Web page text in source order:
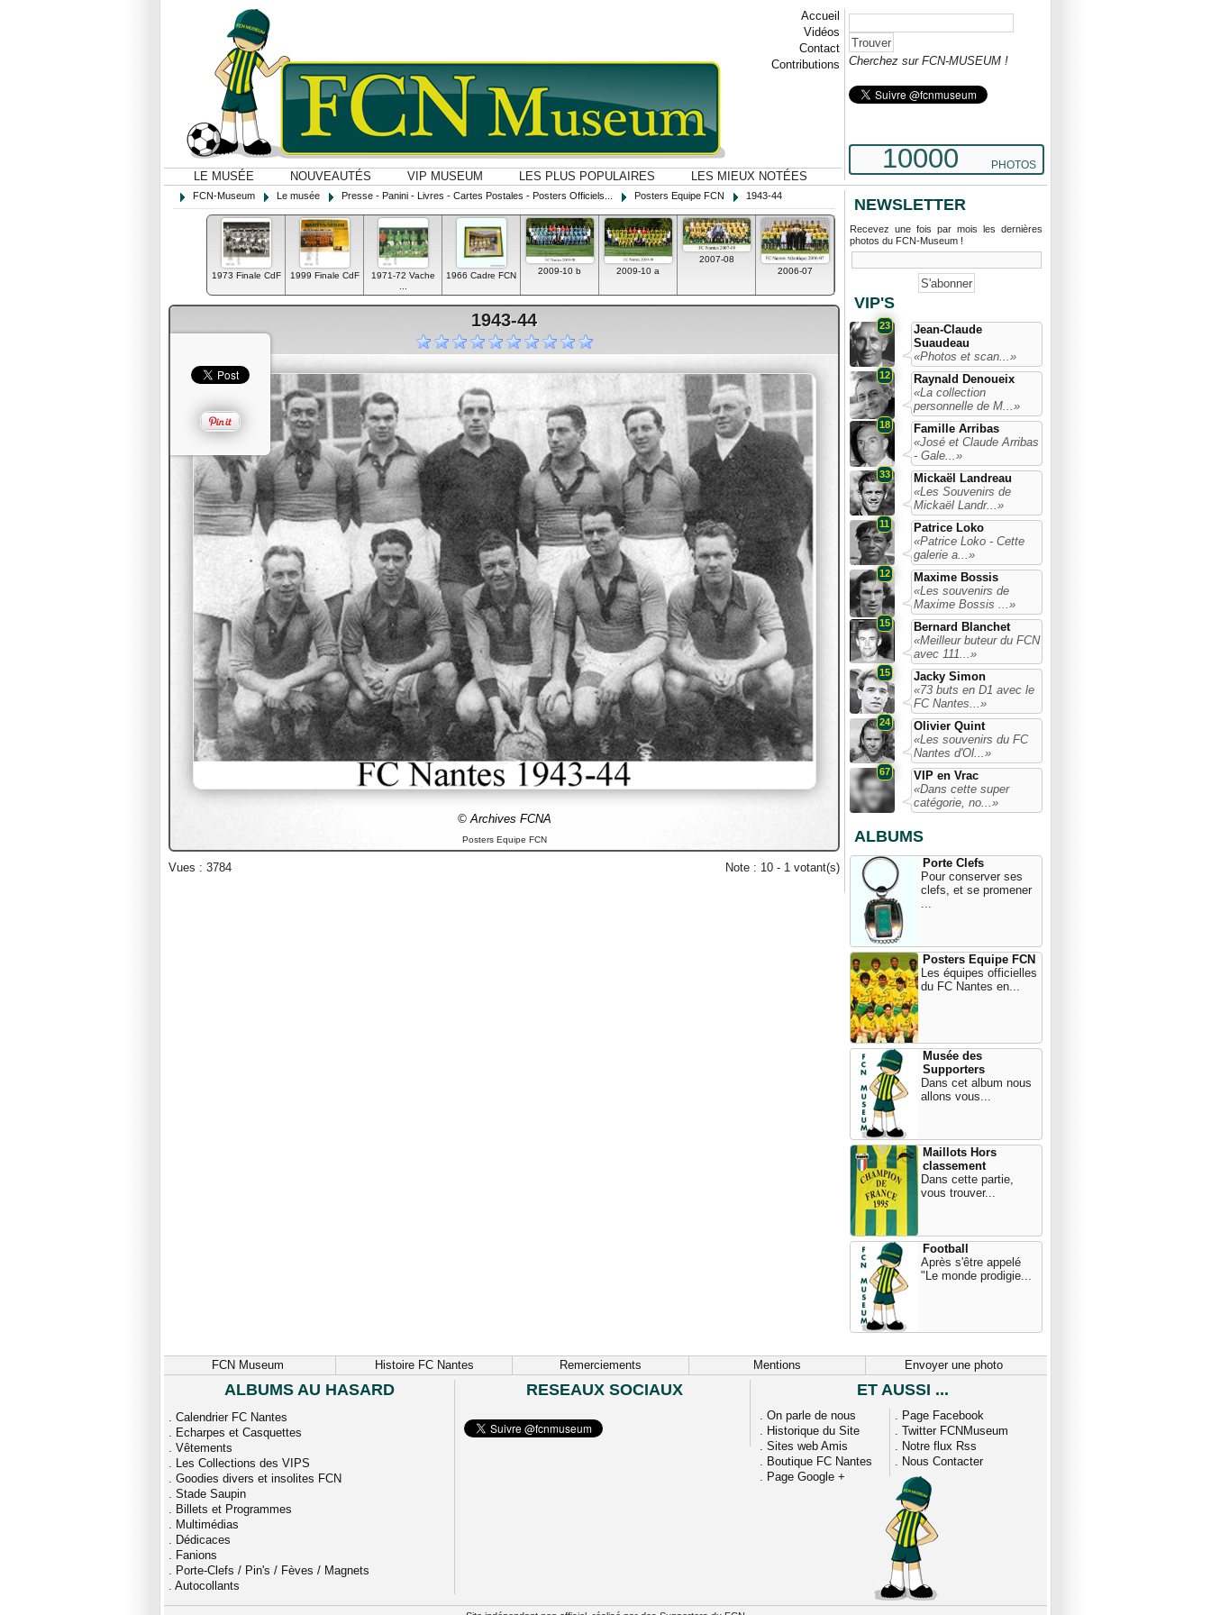
Accueil
Vidéos
Contact
Contributions
LE MUSÉE NOUVEAUTÉS VIP MUSEUM LES PLUS POPULAIRES LES MIEUX NOTÉES
Cherchez sur FCN-MUSEUM !
10000 PHOTOS
FCN-Museum Le musée Presse - Panini - Livres - Cartes Postales - Posters Officiels... Posters Equipe FCN 1943-44
1973 Finale CdF 1999 Finale CdF
1971-72 Vache
1966 Cadre FCN 2009-10 b 2009-10 a
2007-08
2006-07
1943-44
© Archives FCNA
Posters Equipe FCN
Vues : 3784 Note : 10 - 1 votant(s)
NEWSLETTER
Recevez une fois par mois les dernières
photos du FCN-Museum !
VIP'S
23
Jean-Claude
Suaudeau
«Photos et scan...»
12
Raynald Denoueix
«La collection
personnelle de M...»
18
Famille Arribas
«José et Claude Arribas
- Gale...»
33
Mickaël Landreau
«Les Souvenirs de
Mickaël Landr...»
11
Patrice Loko
«Patrice Loko - Cette
galerie a...»
12
Maxime Bossis
«Les souvenirs de
Maxime Bossis ...»
15
Bernard Blanchet
«Meilleur buteur du FCN
avec 111...»
15
Jacky Simon
«73 buts en D1 avec le
FC Nantes...»
24
Olivier Quint
«Les souvenirs du FC
Nantes d'Ol...»
67
VIP en Vrac
«Dans cette super
catégorie, no...»
ALBUMS
Porte Clefs
Pour conserver ses
clefs, et se promener
...
Posters Equipe FCN
Les équipes officielles
du FC Nantes en...
Musée des
Supporters
Dans cet album nous
allons vous...
Maillots Hors
classement
Dans cette partie,
vous trouver...
Football
Après s'être appelé
"Le monde prodigie...
FCN Museum Histoire FC Nantes Remerciements Mentions Envoyer une photo
ALBUMS AU HASARD
. Calendrier FC Nantes
. Echarpes et Casquettes
. Vêtements
. Les Collections des VIPS
. Goodies divers et insolites FCN
. Stade Saupin
. Billets et Programmes
. Multimédias
. Dédicaces
. Fanions
. Porte-Clefs / Pin's / Fèves / Magnets
. Autocollants
RESEAUX SOCIAUX ET AUSSI ...
. On parle de nous
. Historique du Site
. Sites web Amis
. Boutique FC Nantes
. Page Google +
. Page Facebook
. Twitter FCNMuseum
. Notre flux Rss
. Nous Contacter